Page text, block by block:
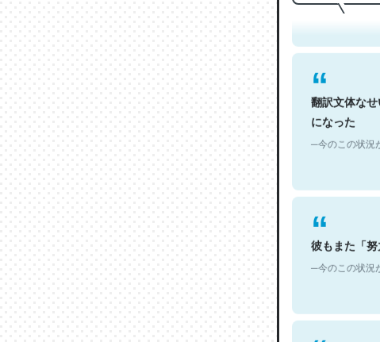
翻訳文体な
になった
─今のこの状況
彼もまた「
─今のこの状況